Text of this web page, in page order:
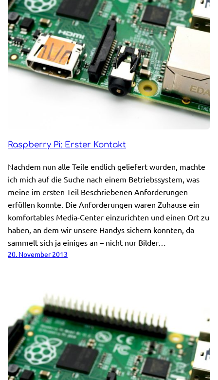
Raspberry Pi: Erster Kontakt
Nachdem nun alle Teile endlich geliefert wurden, machte
ich mich auf die Suche nach einem Betriebssystem, was
meine im ersten Teil Beschriebenen Anforderungen
erfüllen konnte. Die Anforderungen waren Zuhause ein
komfortables Media-Center einzurichten und einen Ort zu
haben, an dem wir unsere Handys sichern konnten, da
sammelt sich ja einiges an – nicht nur Bilder…
20. November 2013